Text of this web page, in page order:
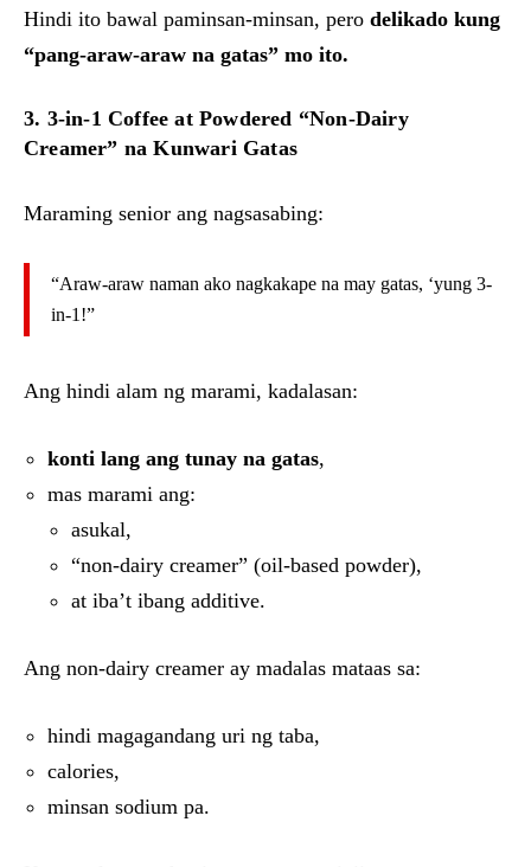
Hindi ito bawal paminsan-minsan, pero delikado kung
“pang-araw-araw na gatas” mo ito.
3. 3-in-1 Coffee at Powdered “Non-Dairy
Creamer” na Kunwari Gatas
Maraming senior ang nagsasabing:
“Araw-araw naman ako nagkakape na may gatas, ‘yung 3-
in-1!”
Ang hindi alam ng marami, kadalasan:
konti lang ang tunay na gatas,
mas marami ang:
asukal,
“non-dairy creamer” (oil-based powder),
at iba’t ibang additive.
Ang non-dairy creamer ay madalas mataas sa:
hindi magagandang uri ng taba,
calories,
minsan sodium pa.